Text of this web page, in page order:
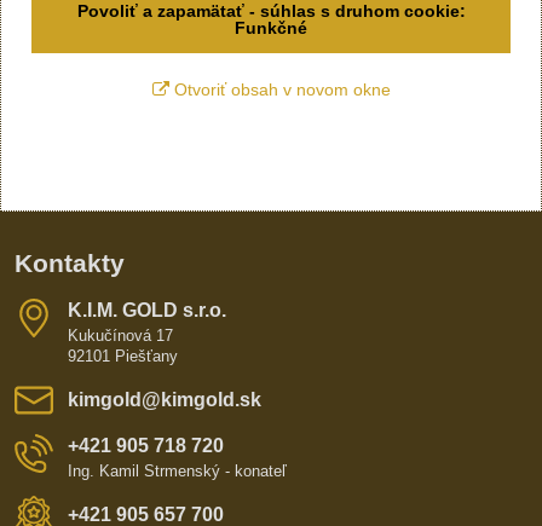
Povoliť a zapamätať - súhlas s druhom cookie:
Funkčné
Otvoriť obsah v novom okne
Kontakty
K​​.I​​.M​​. GOLD s​​.r​​.o​​.
Kukučínová 17
92101 Piešťany
kimgold​@kimgold​.sk
+421 905 718 720
Ing. Kamil Strmenský - konateľ
+421 905 657 700